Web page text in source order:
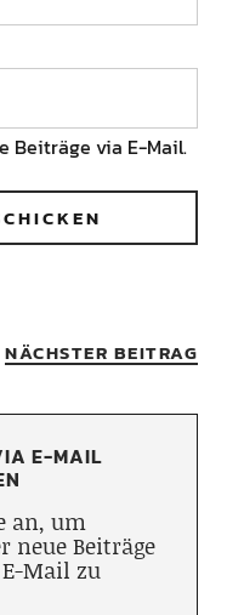
Beiträge via E-Mail.
NÄCHSTER BEITRAG
E-MAIL
an, um
neue Beiträge
Mail zu